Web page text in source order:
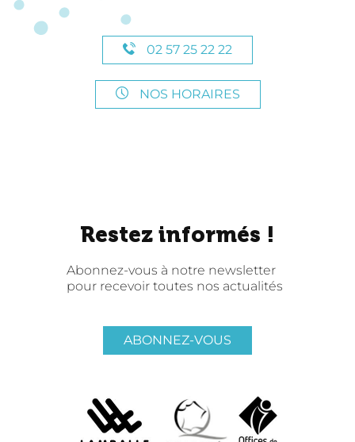
02 57 25 22 22
NOS HORAIRES
Restez informés !
Abonnez-vous à notre newsletter
pour recevoir toutes nos actualités
ABONNEZ-VOUS